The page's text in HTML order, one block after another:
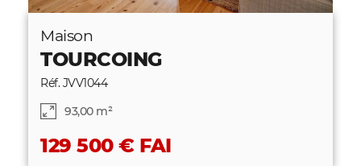
Maison
TOURCOING
Réf. JVV1044
93,00 m²
129 500 € FAI